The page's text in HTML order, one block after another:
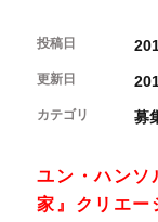
交通アクセス
カフェ・ショップ
よくあるご質問
開催中のイベント
月間スケジュール
センターのプロ
制作室を使う
制作室について
制作室の設備
ボランティ
投稿日
更新日
カテゴリ 募
ユン・ハンソ
家』クリエ